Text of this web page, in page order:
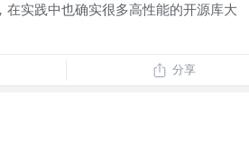
实践中也确实很多高性能的开源库大
分享